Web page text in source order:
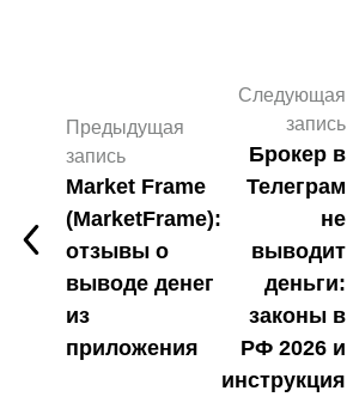
Предыдущая
запись
Market Frame
(MarketFrame):
отзывы о
выводе денег
из
приложения
Следующая
запись
Брокер в
Телеграм
не
выводит
деньги:
законы в
РФ 2026 и
инструкция